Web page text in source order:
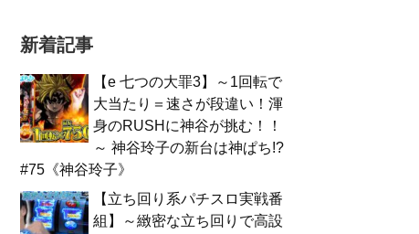
新着記事
【e 七つの大罪3】～1回転で
大当たり＝速さが段違い！渾
身のRUSHに神谷が挑む！！
～ 神谷玲子の新台は神ぱち!?
#75《神谷玲子》
【立ち回り系パチスロ実戦番
組】～緻密な立ち回りで高設